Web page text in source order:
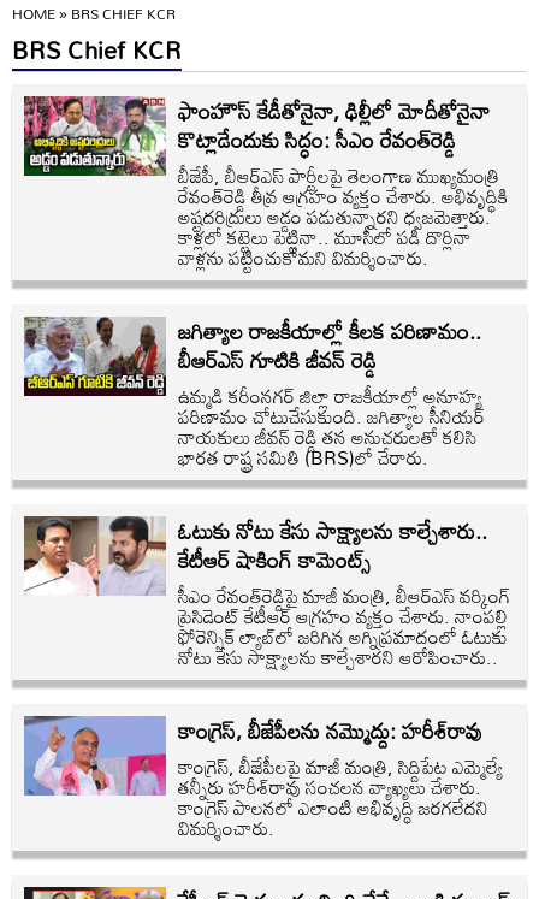
HOME»BRS CHIEF KCR
BRS Chief KCR
ఫాంహౌస్‌ కేడీతోనైనా, ఢిల్లీలో మోదీతోనైనా
కొట్లాడేందుకు సిద్ధం: సీఎం రేవంత్‌‌రెడ్డి
బీజేపీ, బీఆర్ఎస్ పార్టీలపై తెలంగాణ ముఖ్యమంత్రి
రేవంత్‌‌రెడ్డి తీవ్ర ఆగ్రహం వ్యక్తం చేశారు. అభివృద్ధికి
అష్టదరిద్రులు అడ్డం పడుతున్నారని ధ్వజమెత్తారు.
కాళ్లలో కట్టెలు పెట్టినా.. మూసీలో పడి దొర్లినా
వాళ్లను పట్టించుకోమని విమర్శించారు.
జగిత్యాల రాజకీయాల్లో కీలక పరిణామం..
బీఆర్ఎస్ గూటికి జీవన్ రెడ్డి
ఉమ్మడి కరీంనగర్ జిల్లా రాజకీయాల్లో అనూహ్య
పరిణామం చోటుచేసుకుంది. జగిత్యాల సీనియర్
నాయకులు జీవన్ రెడ్డి తన అనుచరులతో కలిసి
భారత రాష్ట్ర సమితి (BRS)లో చేరారు.
ఓటుకు నోటు కేసు సాక్ష్యాలను కాల్చేశారు..
కేటీఆర్ షాకింగ్ కామెంట్స్
సీఎం రేవంత్‌రెడ్డిపై మాజీ మంత్రి, బీఆర్ఎస్ వర్కింగ్
ప్రెసిడెంట్ కేటీఆర్ ఆగ్రహం వ్యక్తం చేశారు. నాంపల్లి
ఫోరెన్సిక్ ల్యాబ్‌లో జరిగిన అగ్నిప్రమాదంలో ఓటుకు
నోటు కేసు సాక్ష్యాలను కాల్చేశారని ఆరోపించారు..
కాంగ్రెస్, బీజేపీలను నమ్మొద్దు: హరీశ్‌రావు
కాంగ్రెస్, బీజేపీలపై మాజీ మంత్రి, సిద్దిపేట ఎమ్మెల్యే
తన్నీరు హరీశ్‌రావు సంచలన వ్యాఖ్యలు చేశారు.
కాంగ్రెస్ పాలనలో ఎలాంటి అభివృద్ధి జరగలేదని
విమర్శించారు.